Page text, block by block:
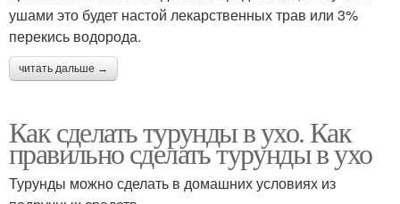
ушами это будет настой лекарственных трав или 3%
перекись водорода.
читать дальше →
Как сделать турунды в ухо. Как
правильно сделать турунды в ухо
Турунды можно сделать в домашних условиях из